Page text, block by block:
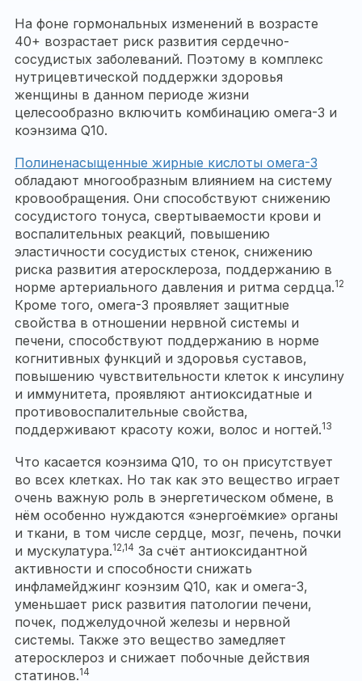
На фоне гормональных изменений в возрасте
40+ возрастает риск развития сердечно-
сосудистых заболеваний. Поэтому в комплекс
нутрицевтической поддержки здоровья
женщины в данном периоде жизни
целесообразно включить комбинацию омега-3 и
коэнзима Q10.
Полиненасыщенные жирные кислоты омега-3
обладают многообразным влиянием на систему
кровообращения. Они способствуют снижению
сосудистого тонуса, свертываемости крови и
воспалительных реакций, повышению
эластичности сосудистых стенок, снижению
риска развития атеросклероза, поддержанию в
норме артериального давления и ритма сердца.12
Кроме того, омега-3 проявляет защитные
свойства в отношении нервной системы и
печени, способствуют поддержанию в норме
когнитивных функций и здоровья суставов,
повышению чувствительности клеток к инсулину
и иммунитета, проявляют антиоксидатные и
противовоспалительные свойства,
поддерживают красоту кожи, волос и ногтей.13
Что касается коэнзима Q10, то он присутствует
во всех клетках. Но так как это вещество играет
очень важную роль в энергетическом обмене, в
нём особенно нуждаются «энергоёмкие» органы
и ткани, в том числе сердце, мозг, печень, почки
и мускулатура.12,14 За счёт антиоксидантной
активности и способности снижать
инфламейджинг коэнзим Q10, как и омега-3,
уменьшает риск развития патологии печени,
почек, поджелудочной железы и нервной
системы. Также это вещество замедляет
атеросклероз и снижает побочные действия
статинов.14